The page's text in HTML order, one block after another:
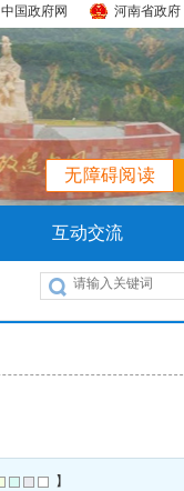
中国政府网 河南省政府
无障碍阅读
互动交流
】